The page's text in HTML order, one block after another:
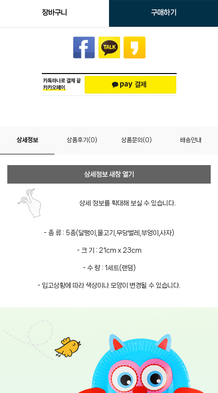
장바구니 구매하기
상세정보 상품후기(0) 상품문의(0) 배송안내
상세정보 새창 열기
상세 정보를 확대해 보실 수 있습니다.
- 종 류 : 5종(달팽이,물고기,무당벌레,부엉이,사자)
- 크 기 : 21cm x 23cm
- 수 량 : 1세트(랜덤)
- 입고상황에 따라 색상이나 모양이 변경될 수 있습니다.